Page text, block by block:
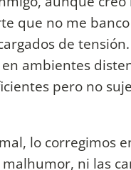
que no me
de
ambientes
pero no
lo corregimos
ni las